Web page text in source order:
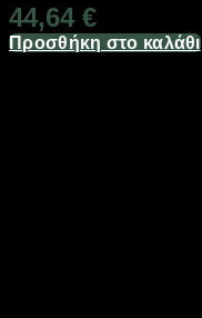
44,64 €
Προσθήκη στο καλάθι